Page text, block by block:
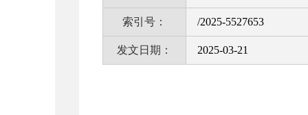
索引号： /2025-5527653
发文日期： 2025-03-21